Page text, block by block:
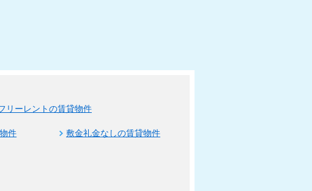
リーレントの賃貸物件
件 敷金礼金なしの賃貸物件